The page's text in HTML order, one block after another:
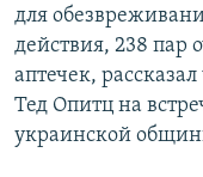
для
действия, 238 пар
аптечек,
Тед Опитц на
украинской